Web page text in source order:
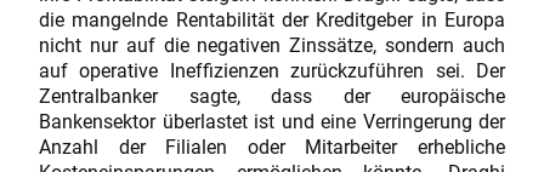
die mangelnde Rentabilität der Kreditgeber in Europa
nicht nur auf die negativen Zinssätze, sondern auch
auf operative Ineffizienzen zurückzuführen sei. Der
Zentralbanker sagte, dass der europäische
Bankensektor überlastet ist und eine Verringerung der
Anzahl der Filialen oder Mitarbeiter erhebliche